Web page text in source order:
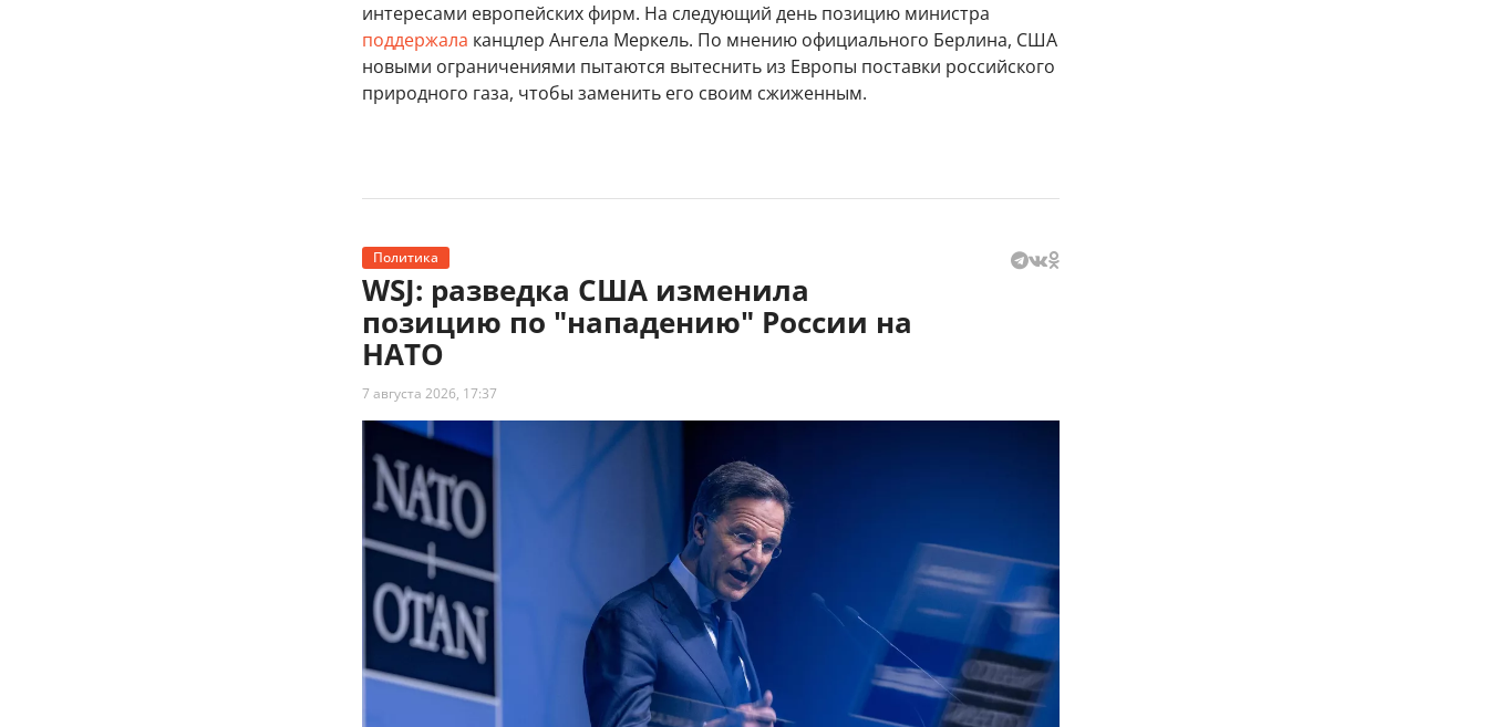
интересами европейских фирм. На следующий день позицию министра
поддержала канцлер Ангела Меркель. По мнению официального Берлина, США
новыми ограничениями пытаются вытеснить из Европы поставки российского
природного газа, чтобы заменить его своим сжиженным.
Политика
WSJ: разведка США изменила
позицию по "нападению" России на
НАТО
7 августа 2026, 17:37